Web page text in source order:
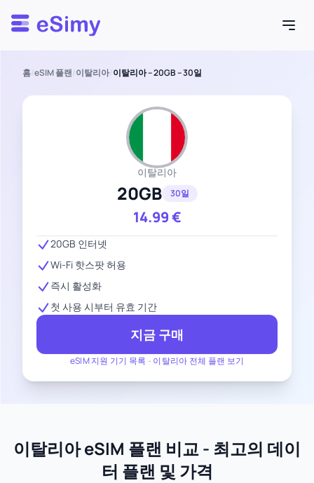
Esimy
홈/eSIM 플랜/이탈리아/이탈리아 – 20GB – 30일
이탈리아
20GB 30일
14.99€
eSIM 지원 기기 목록 - 이탈리아 전체 플랜 보기
20GB 인터넷
Wi-Fi 핫스팟 허용
즉시 활성화
첫 사용 시부터 유효 기간
지금 구매
이탈리아 eSIM 플랜 비교 - 최고의 데이
터 플랜 및 가격